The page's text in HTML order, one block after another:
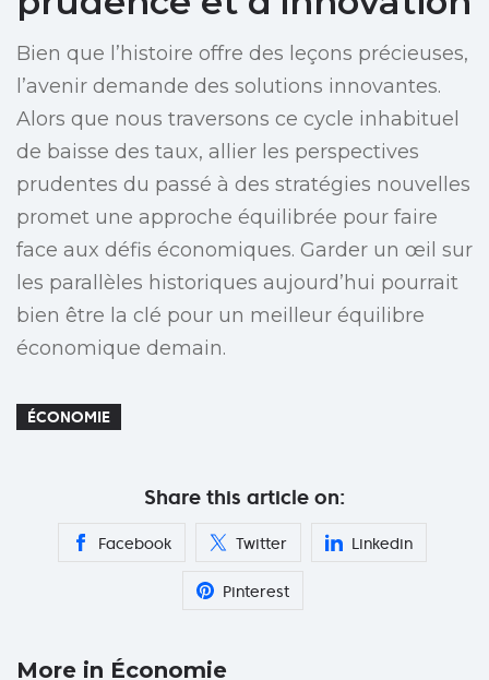
Bien que l’histoire offre des leçons précieuses,
l’avenir demande des solutions innovantes.
Alors que nous traversons ce cycle inhabituel
de baisse des taux, allier les perspectives
prudentes du passé à des stratégies nouvelles
promet une approche équilibrée pour faire
face aux défis économiques. Garder un œil sur
les parallèles historiques aujourd’hui pourrait
bien être la clé pour un meilleur équilibre
économique demain.
ÉCONOMIE
Share this article on:
Facebook Twitter Linkedin
Pinterest
More in Économie